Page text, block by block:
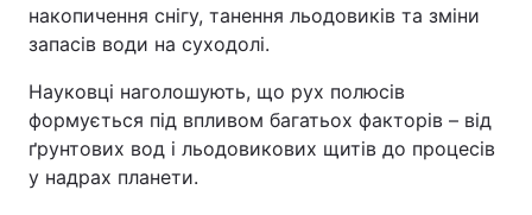
накопичення снігу, танення льодовиків та зміни
запасів води на суходолі.
Науковці наголошують, що рух полюсів
формується під впливом багатьох факторів – від
ґрунтових вод і льодовикових щитів до процесів
у надрах планети.